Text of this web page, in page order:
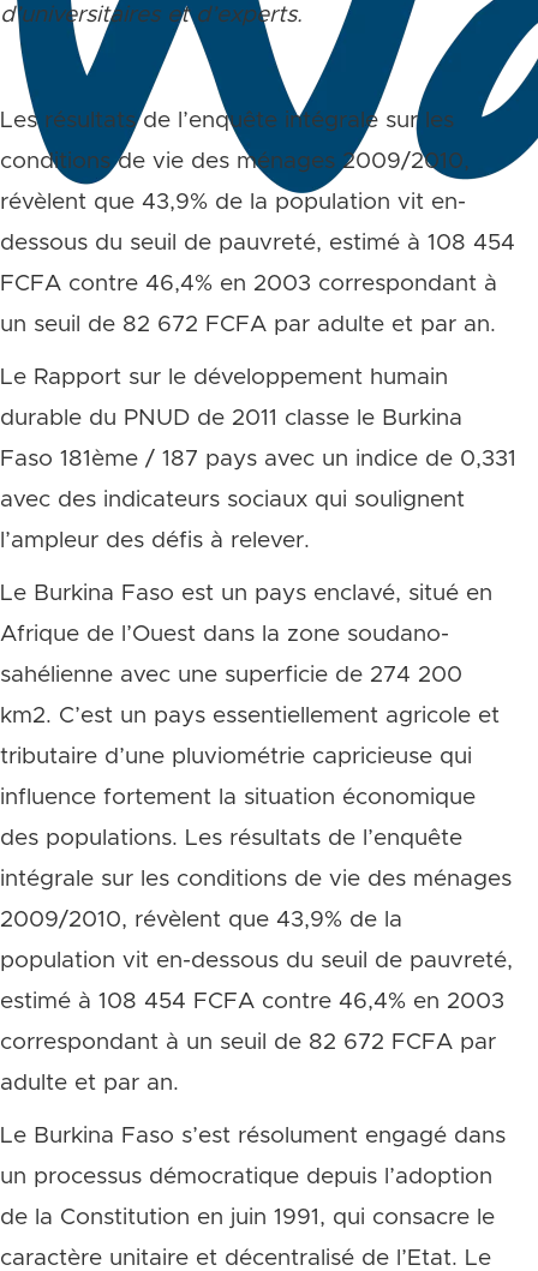
d’universitaires et d’experts.
Les résultats de l’enquête intégrale sur les
conditions de vie des ménages 2009/2010,
révèlent que 43,9% de la population vit en-
dessous du seuil de pauvreté, estimé à 108 454
FCFA contre 46,4% en 2003 correspondant à
un seuil de 82 672 FCFA par adulte et par an.
Le Rapport sur le développement humain
durable du PNUD de 2011 classe le Burkina
Faso 181ème / 187 pays avec un indice de 0,331
avec des indicateurs sociaux qui soulignent
l’ampleur des défis à relever.
Le Burkina Faso est un pays enclavé, situé en
Afrique de l’Ouest dans la zone soudano-
sahélienne avec une superficie de 274 200
km2. C’est un pays essentiellement agricole et
tributaire d’une pluviométrie capricieuse qui
influence fortement la situation économique
des populations. Les résultats de l’enquête
intégrale sur les conditions de vie des ménages
2009/2010, révèlent que 43,9% de la
population vit en-dessous du seuil de pauvreté,
estimé à 108 454 FCFA contre 46,4% en 2003
correspondant à un seuil de 82 672 FCFA par
adulte et par an.
Le Burkina Faso s’est résolument engagé dans
un processus démocratique depuis l’adoption
de la Constitution en juin 1991, qui consacre le
caractère unitaire et décentralisé de l’Etat. Le